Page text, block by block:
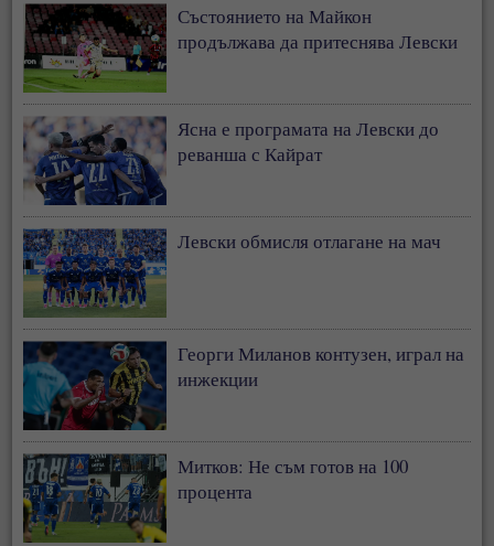
Състоянието на Майкон
продължава да притеснява Левски
Ясна е програмата на Левски до
реванша с Кайрат
Левски обмисля отлагане на мач
Георги Миланов контузен, играл на
инжекции
Митков: Не съм готов на 100
процента